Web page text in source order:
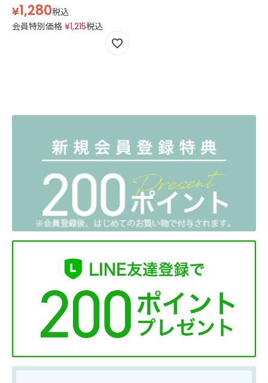
沢 気泡 指紋 防止 10H ソフト
バンク softbank シャープ
sharp 2.5D スマホフィルム 液
¥1,280税込
会員特別価格 ¥1,215税込